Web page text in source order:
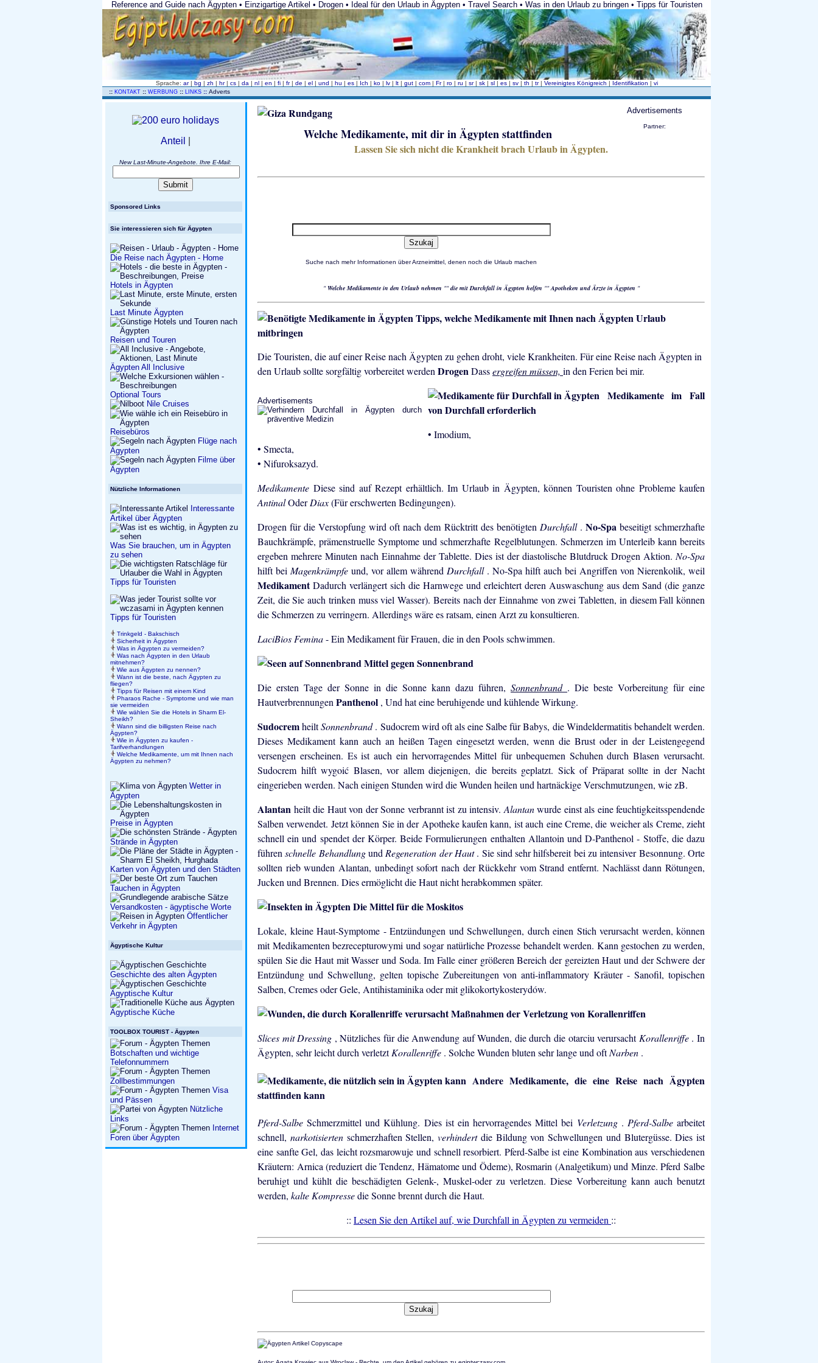
Reference and Guide nach Ägypten • Einzigartige Artikel • Drogen • Ideal für den Urlaub in Ägypten • Travel Search • Was in den Urlaub zu bringen • Tipps für Touristen
Sprache: ar | bg | zh | hr | cs | da | nl | en | fi | fr | de | el | und | hu | es | Ich | ko | lv | lt | gut | com | Fr | ro | ru | sr | sk | sl | es | sv | th | tr | Vereinigtes Königreich | Identifikation | vi
:: KONTAKT :: WERBUNG :: LINKS :: Adverts
Anteil
New Last-Minute-Angebote. Ihre E-Mail:
Sponsored Links
Sie interessieren sich für Ägypten
Die Reise nach Ägypten - Home
Hotels in Ägypten
Last Minute Ägypten
Reisen und Touren
Ägypten All Inclusive
Optional Tours
Nile Cruises
Reisebüros
Flüge nach
Ägypten
Filme über
Ägypten
Nützliche Informationen
Interessante
Artikel über Ägypten
Was Sie brauchen, um in Ägypten
zu sehen
Tipps für Touristen
Tipps für Touristen
Trinkgeld - Bakschisch
Sicherheit in Ägypten
Was in Ägypten zu vermeiden?
Was nach Ägypten in den Urlaub
mitnehmen?
Wie aus Ägypten zu nennen?
Wann ist die beste, nach Ägypten zu
fliegen?
Tipps für Reisen mit einem Kind
Pharaos Rache - Symptome und wie man
sie vermeiden
Wie wählen Sie die Hotels in Sharm El-
Sheikh?
Wann sind die billigsten Reise nach
Ägypten?
Wie in Ägypten zu kaufen -
Tarifverhandlungen
Welche Medikamente, um mit Ihnen nach
Ägypten zu nehmen?
Wetter in
Ägypten
Preise in Ägypten
Strände in Ägypten
Karten von Ägypten und den Städten
Tauchen in Ägypten
Versandkosten - ägyptische Worte
Öffentlicher
Verkehr in Ägypten
Ägyptische Kultur
Geschichte des alten Ägypten
Ägyptische Kultur
Ägyptische Küche
TOOLBOX TOURIST - Ägypten
Botschaften und wichtige
Telefonnummern
Zollbestimmungen
Visa
und Pässen
Nützliche
Links
Internet
Foren über Ägypten
Advertisements
Partner:
Welche Medikamente, mit dir in Ägypten stattfinden
Lassen Sie sich nicht die Krankheit brach Urlaub in Ägypten.
Suche nach mehr Informationen über Arzneimittel, denen noch die Urlaub machen
"Welche Medikamente in den Urlaub nehmen ""die mit Durchfall in Ägypten helfen ""Apotheken und Ärzte in Ägypten "
Tipps, welche Medikamente mit Ihnen nach Ägypten Urlaub
mitbringen
Die Touristen, die auf einer Reise nach Ägypten zu gehen droht, viele Krankheiten. Für eine Reise nach Ägypten in
den Urlaub sollte sorgfältig vorbereitet werdenDrogenDassergreifen müssen, in den Ferien bei mir.
Advertisements
Medikamente im Fall
von Durchfall erforderlich
• Imodium,
• Smecta,
• Nifuroksazyd.
Medikamente Diese sind auf Rezept erhältlich. Im Urlaub in Ägypten, können Touristen ohne Probleme kaufen
AntinalOderDiax(Für erschwerten Bedingungen).
Drogen für die Verstopfung wird oft nach dem Rücktritt des benötigten Durchfall . No-Spa beseitigt schmerzhafte
Bauchkrämpfe, prämenstruelle Symptome und schmerzhafte Regelblutungen. Schmerzen im Unterleib kann bereits
ergeben mehrere Minuten nach Einnahme der Tablette. Dies ist der diastolische Blutdruck Drogen Aktion.No-Spa
hilft beiMagenkrämpfe und, vor allem während Durchfall . No-Spa hilft auch bei Angriffen von Nierenkolik, weil
MedikamentDadurch verlängert sich die Harnwege und erleichtert deren Auswaschung aus dem Sand (die ganze
Zeit, die Sie auch trinken muss viel Wasser). Bereits nach der Einnahme von zwei Tabletten, in diesem Fall können
die Schmerzen zu verringern. Allerdings wäre es ratsam, einen Arzt zu konsultieren.
LaciBios Femina- Ein Medikament für Frauen, die in den Pools schwimmen.
Mittel gegen Sonnenbrand
Die ersten Tage der Sonne in die Sonne kann dazu führen, Sonnenbrand . Die beste Vorbereitung für eine
HautverbrennungenPanthenol , Und hat eine beruhigende und kühlende Wirkung.
SudocremheiltSonnenbrand. Sudocrem wird oft als eine Salbe für Babys, die Windeldermatitis behandelt werden.
Dieses Medikament kann auch an heißen Tagen eingesetzt werden, wenn die Brust oder in der Leistengegend
versengen erscheinen. Es ist auch ein hervorragendes Mittel für unbequemen Schuhen durch Blasen verursacht.
Sudocrem hilft wygoić Blasen, vor allem diejenigen, die bereits geplatzt. Sick of Präparat sollte in der Nacht
eingerieben werden. Nach einigen Stunden wird die Wunden heilen und hartnäckige Verschmutzungen, wie zB.
Alantan heilt die Haut von der Sonne verbrannt ist zu intensiv.Alantanwurde einst als eine feuchtigkeitsspendende
Salben verwendet. Jetzt können Sie in der Apotheke kaufen kann, ist auch eine Creme, die weicher als Creme, zieht
schnell ein und spendet der Körper. Beide Formulierungen enthalten Allantoin und D-Panthenol - Stoffe, die dazu
führenschnelle BehandlungundRegeneration der Haut. Sie sind sehr hilfsbereit bei zu intensiver Besonnung. Orte
sollten rieb wunden Alantan, unbedingt sofort nach der Rückkehr vom Strand entfernt. Nachlässt dann Rötungen,
Jucken und Brennen. Dies ermöglicht die Haut nicht herabkommen später.
Die Mittel für die Moskitos
Lokale, kleine Haut-Symptome - Entzündungen und Schwellungen, durch einen Stich verursacht werden, können
mit Medikamenten bezrecepturowymi und sogar natürliche Prozesse behandelt werden. Kann gestochen zu werden,
spülen Sie die Haut mit Wasser und Soda. Im Falle einer größeren Bereich der gereizten Haut und der Schwere der
Entzündung und Schwellung, gelten topische Zubereitungen von anti-inflammatory Kräuter - Sanofil, topischen
Salben, Cremes oder Gele, Antihistaminika oder mit glikokortykosterydów.
Maßnahmen der Verletzung von Korallenriffen
Slices mit Dressing , Nützliches für die Anwendung auf Wunden, die durch die otarciu verursachtKorallenriffe . In
Ägypten, sehr leicht durch verletztKorallenriffe . Solche Wunden bluten sehr lange und oftNarben .
Andere Medikamente, die eine Reise nach Ägypten
stattfinden kann
Pferd-SalbeSchmerzmittel und Kühlung. Dies ist ein hervorragendes Mittel bei Verletzung . Pferd-Salbearbeitet
schnell, narkotisierten schmerzhaften Stellen, verhindert die Bildung von Schwellungen und Blutergüsse. Dies ist
eine sanfte Gel, das leicht rozsmarowuje und schnell resorbiert. Pferd-Salbe ist eine Kombination aus verschiedenen
Kräutern: Arnica (reduziert die Tendenz, Hämatome und Ödeme), Rosmarin (Analgetikum) und Minze. Pferd Salbe
beruhigt und kühlt die beschädigten Gelenk-, Muskel-oder zu verletzen. Diese Vorbereitung kann auch benutzt
werden, kalte Kompressedie Sonne brennt durch die Haut.
:: Lesen Sie den Artikel auf, wie Durchfall in Ägypten zu vermeiden ::